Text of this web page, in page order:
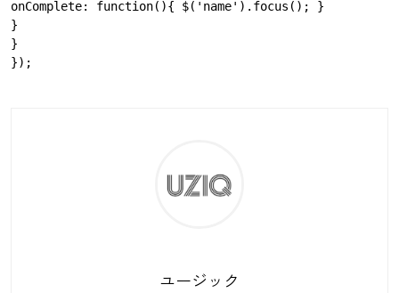
onComplete: function(){ $('name').focus(); }
}
}
ユージック